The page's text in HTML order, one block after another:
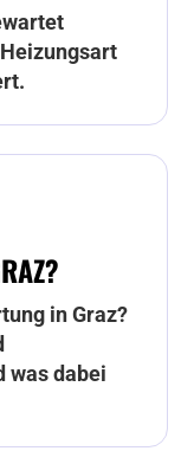
in Graz?
was dabei